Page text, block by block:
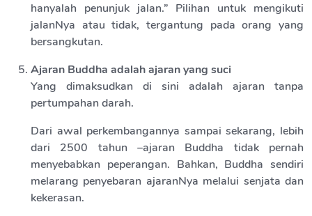
hanyalah penunjuk jalan.” Pilihan untuk mengikuti
jalanNya atau tidak, tergantung pada orang yang
bersangkutan.
Ajaran Buddha adalah ajaran yang suci
Yang dimaksudkan di sini adalah ajaran tanpa
pertumpahan darah.
Dari awal perkembangannya sampai sekarang, lebih
dari 2500 tahun –ajaran Buddha tidak pernah
menyebabkan peperangan. Bahkan, Buddha sendiri
melarang penyebaran ajaranNya melalui senjata dan
kekerasan.